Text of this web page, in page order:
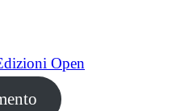
Open